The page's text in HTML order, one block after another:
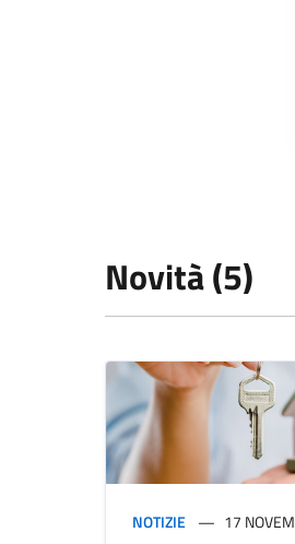
Novità (5)
NOTIZIE 17